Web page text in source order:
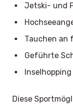
Jetski- und
Tauchen an
Geführte
Diese